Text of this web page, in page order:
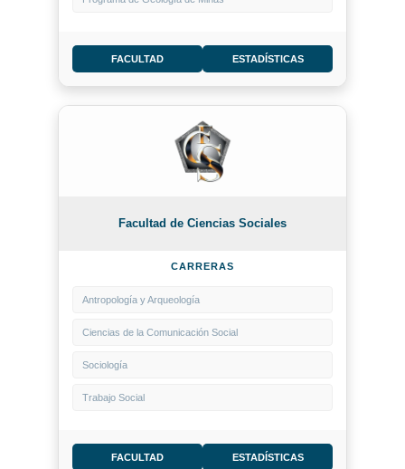
FACULTAD ESTADÍSTICAS
Facultad de Ciencias Sociales
CARRERAS
Antropología y Arqueología
Ciencias de la Comunicación Social
Sociología
Trabajo Social
FACULTAD ESTADÍSTICAS